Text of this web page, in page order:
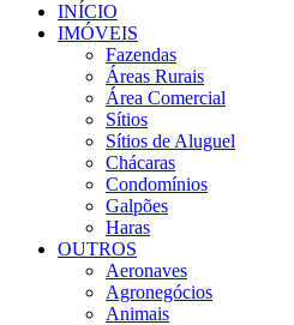
INÍCIO
IMÓVEIS
Fazendas
Áreas Rurais
Área Comercial
Sítios
Sítios de Aluguel
Chácaras
Condomínios
Galpões
Haras
OUTROS
Aeronaves
Agronegócios
Animais